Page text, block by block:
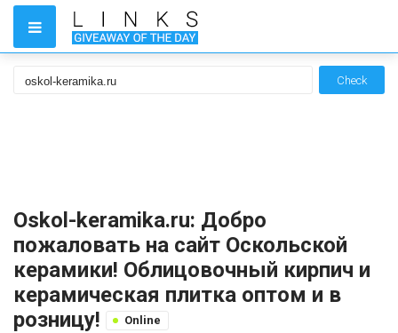
Check
Oskol-keramika.ru: Добро
пожаловать на сайт Оскольской
керамики! Облицовочный кирпич и
керамическая плитка оптом и в
розницу!
Online